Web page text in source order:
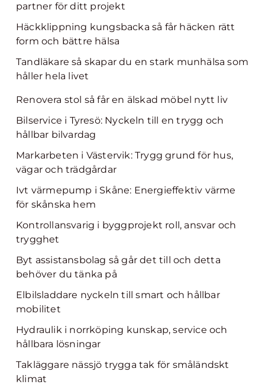
partner för ditt projekt
Häckklippning kungsbacka så får häcken rätt
form och bättre hälsa
Tandläkare så skapar du en stark munhälsa som
håller hela livet
Renovera stol så får en älskad möbel nytt liv
Bilservice i Tyresö: Nyckeln till en trygg och
hållbar bilvardag
Markarbeten i Västervik: Trygg grund för hus,
vägar och trädgårdar
Ivt värmepump i Skåne: Energieffektiv värme
för skånska hem
Kontrollansvarig i byggprojekt roll, ansvar och
trygghet
Byt assistansbolag så går det till och detta
behöver du tänka på
Elbilsladdare nyckeln till smart och hållbar
mobilitet
Hydraulik i norrköping kunskap, service och
hållbara lösningar
Takläggare nässjö trygga tak för småländskt
klimat